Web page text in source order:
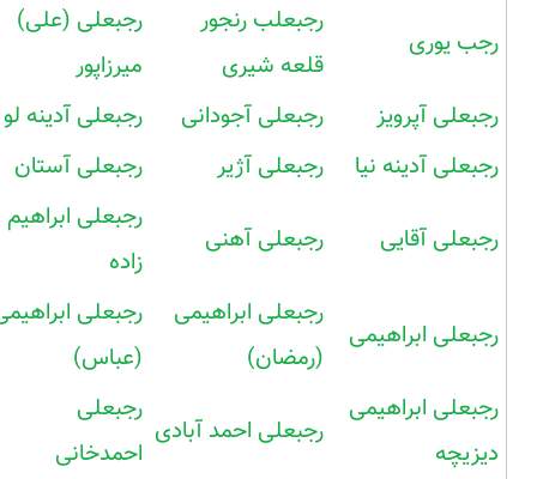
رجب یوری
رجبعلب رنجور
قلعه شیری
رجبعلی (علی)
میرزاپور
رجبعلی آپرویز
رجبعلی آجودانی
رجبعلی آدینه لو
رجبعلی آدینه نیا
رجبعلی آژیر رجبعلی آستان
رجبعلی آقایی رجبعلی آهنی
رجبعلی ابراهیم
زاده
رجبعلی ابراهیمی
رجبعلی ابراهیمی
(رمضان)
رجبعلی
(عباس)
رجبعلی ابراهیمی
دیزیچه
رجبعلی احمد آبادی
رجبعلی
احمدخانی